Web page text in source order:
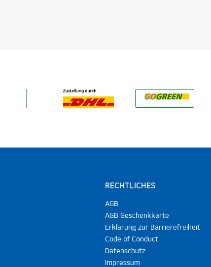
RECHTLICHES
AGB
AGB Geschenkkarte
Erklärung zur Barrierefreiheit
Code of Conduct
Datenschutz
Impressum